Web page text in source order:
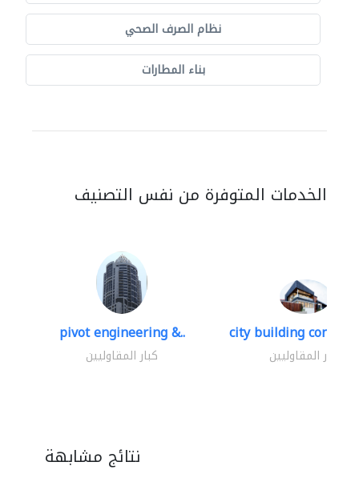
نظام الصرف الصحي
بناء المطارات
الخدمات المتوفرة من نفس التصنيف
pivot engineering &..
كبار المقاوليين
city building
كبار المقاوليين
نتائج مشابهة